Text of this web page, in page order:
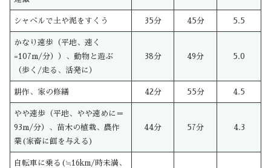
シャベルで土や泥をすくう 35分 45分 5.5
かなり速歩（平地、速く
=107m/分））、動物と遊ぶ
（歩く/走る、活発に）
38分 49分 5.0
耕作、家の修繕 42分 55分 4.5
やや速歩（平地、やや速めに＝
93m/分）、苗木の植栽、農作
業(家畜に餌を与える)
44分 57分 4.3
自転車に乗る(≒16km/時未満、